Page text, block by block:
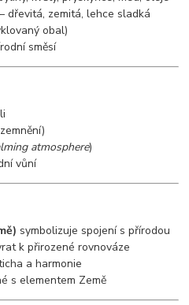
– dřevitá, zemitá, lehce sladká
obal)
směsí
atmosphere)
vůní
symbolizuje spojení s přírodou
k přirozené rovnováze
a harmonie
s elementem Země